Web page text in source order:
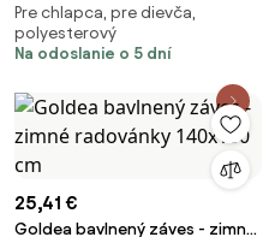
NOTTE tyrkysový 135 x 250 cm 1
ks
Pre chlapca, pre dievča,
polyesterový
Na odoslanie o 5 dní
25,41 €
Goldea bavlnený záves - zimné